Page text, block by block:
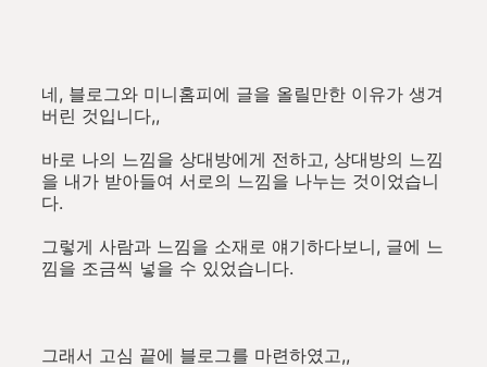
네, 블로그와 미니홈피에 글을 올릴만한 이유가 생겨
버린 것입니다,,
바로 나의 느낌을 상대방에게 전하고, 상대방의 느낌
을 내가 받아들여 서로의 느낌을 나누는 것이었습니
다.
그렇게 사람과 느낌을 소재로 얘기하다보니, 글에 느
낌을 조금씩 넣을 수 있었습니다.
그래서 고심 끝에 블로그를 마련하였고,,